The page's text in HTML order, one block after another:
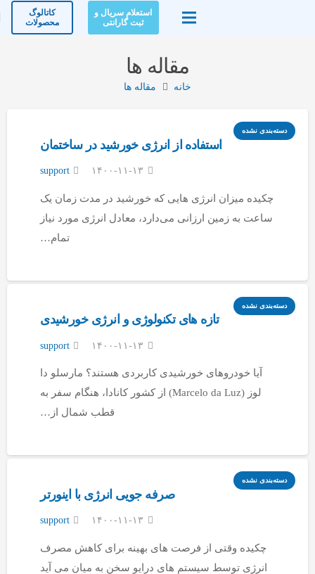
استعلام سریال و
ثبت گارانتی
کاتالوگ
محصولات
مقاله ها
خانه مقاله ها
دسته‌بندی نشده
استفاده از انرژی خورشید در ساختمان
۱۴۰۰-۱۱-۱۳ support
چکیده میزان انرژی هایی که خورشید در مدت زمان یک
ساعت به زمین ارزانی می‌دارد، معادل انرژی مورد نیاز
تمام…
دسته‌بندی نشده
تازه های تکنولوژی و انرژی خورشیدی
۱۴۰۰-۱۱-۱۳ support
آیا خودروهای خورشیدی کاربردی هستند؟ مارسلو دا
لوز (Marcelo da Luz) از کشور کانادا، هنگام سفر به
قطب شمال از…
دسته‌بندی نشده
صرفه جویی انرژی با اینورتر
۱۴۰۰-۱۱-۱۳ support
چکیده وقتی از فرصت های بهینه برای کاهش مصرف
انرژی توسط سیستم های درایو سخن به میان می آید